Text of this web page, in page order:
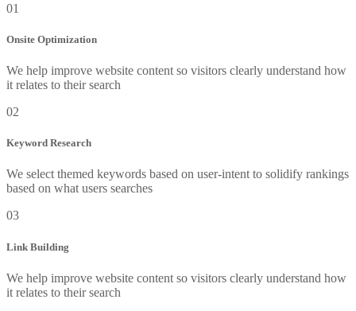
01
Onsite Optimization
We help improve website content so visitors clearly understand how
it relates to their search
02
Keyword Research
We select themed keywords based on user-intent to solidify rankings
based on what users searches
03
Link Building
We help improve website content so visitors clearly understand how
it relates to their search